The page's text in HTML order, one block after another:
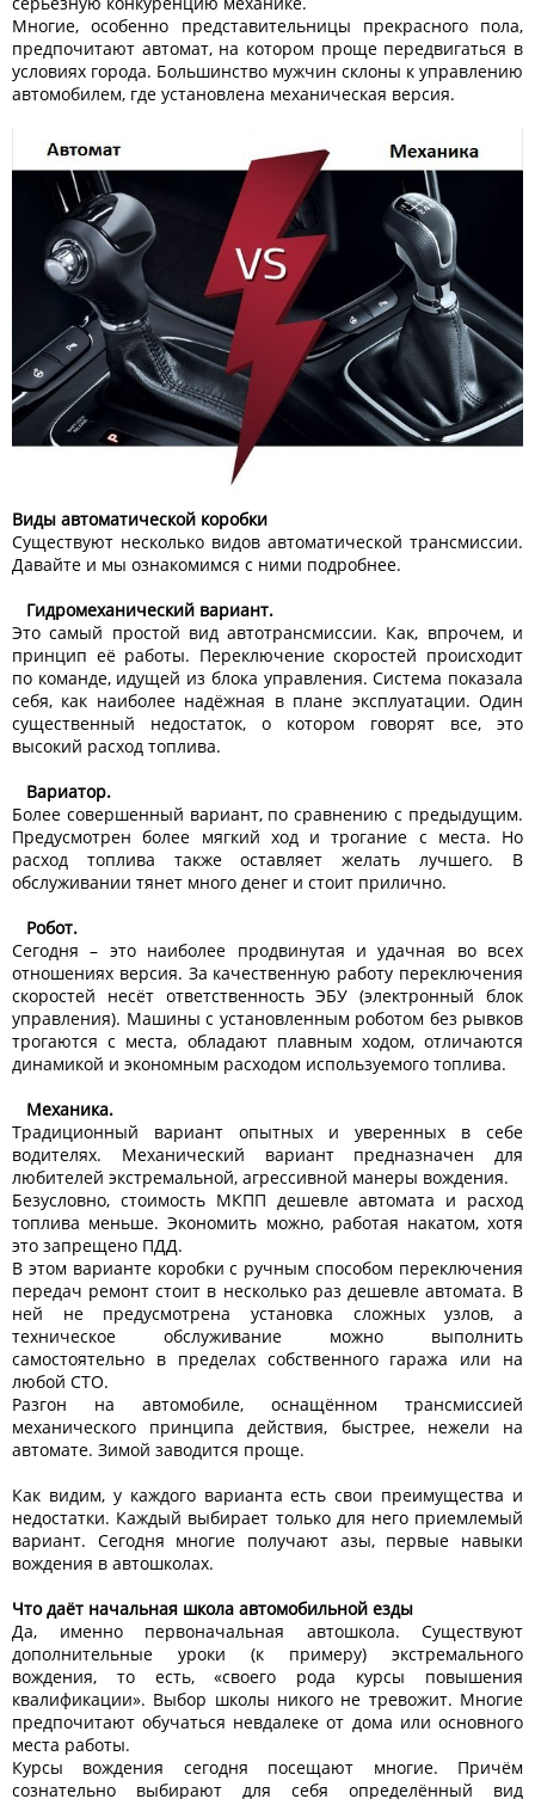
Многие, особенно представительницы прекрасного пола,
предпочитают автомат, на котором проще передвигаться в
условиях города. Большинство мужчин склоны к управлению
автомобилем, где установлена механическая версия.
Виды автоматической коробки
Существуют несколько видов автоматической трансмиссии.
Давайте и мы ознакомимся с ними подробнее.
Гидромеханический вариант.
Это самый простой вид автотрансмиссии. Как, впрочем, и
принцип её работы. Переключение скоростей происходит
по команде, идущей из блока управления. Система показала
себя, как наиболее надёжная в плане эксплуатации. Один
существенный недостаток, о котором говорят все, это
высокий расход топлива.
Вариатор.
Более совершенный вариант, по сравнению с предыдущим.
Предусмотрен более мягкий ход и трогание с места. Но
расход топлива также оставляет желать лучшего. В
обслуживании тянет много денег и стоит прилично.
Робот.
Сегодня – это наиболее продвинутая и удачная во всех
отношениях версия. За качественную работу переключения
скоростей несёт ответственность ЭБУ (электронный блок
управления). Машины с установленным роботом без рывков
трогаются с места, обладают плавным ходом, отличаются
динамикой и экономным расходом используемого топлива.
Механика.
Традиционный вариант опытных и уверенных в себе
водителях. Механический вариант предназначен для
любителей экстремальной, агрессивной манеры вождения.
Безусловно, стоимость МКПП дешевле автомата и расход
топлива меньше. Экономить можно, работая накатом, хотя
это запрещено ПДД.
В этом варианте коробки с ручным способом переключения
передач ремонт стоит в несколько раз дешевле автомата. В
ней не предусмотрена установка сложных узлов, а
техническое обслуживание можно выполнить
самостоятельно в пределах собственного гаража или на
любой СТО.
Разгон на автомобиле, оснащённом трансмиссией
механического принципа действия, быстрее, нежели на
автомате. Зимой заводится проще.
Как видим, у каждого варианта есть свои преимущества и
недостатки. Каждый выбирает только для него приемлемый
вариант. Сегодня многие получают азы, первые навыки
вождения в автошколах.
Что даёт начальная школа автомобильной езды
Да, именно первоначальная автошкола. Существуют
дополнительные уроки (к примеру) экстремального
вождения, то есть, «своего рода курсы повышения
квалификации». Выбор школы никого не тревожит. Многие
предпочитают обучаться невдалеке от дома или основного
места работы.
Курсы вождения сегодня посещают многие. Причём
сознательно выбирают для себя определённый вид